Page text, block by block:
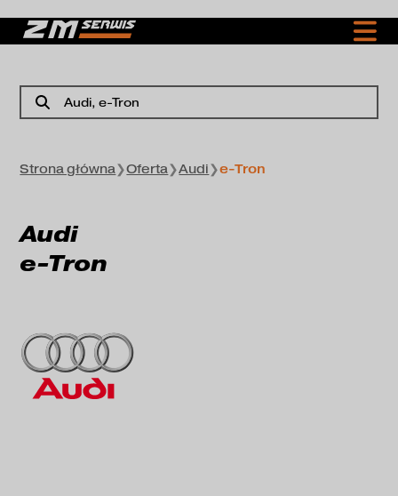
Audi, e-Tron
Strona główna❯Oferta❯Audi❯e-Tron
Audi
e-Tron